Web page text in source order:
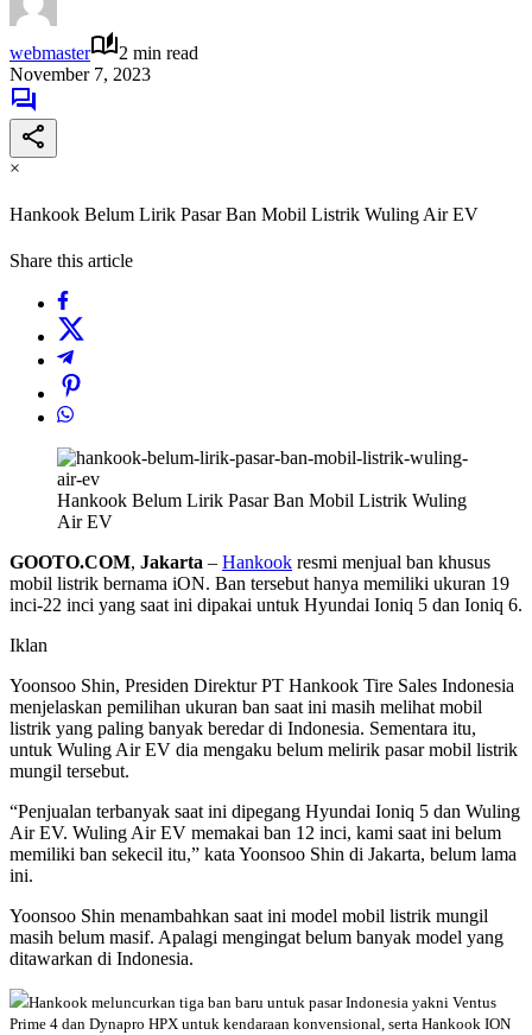
webmaster
2 min read
November 7, 2023
×
Hankook Belum Lirik Pasar Ban Mobil Listrik Wuling Air EV
Share this article
Hankook Belum Lirik Pasar Ban Mobil Listrik Wuling
Air EV
GOOTO.COM, Jakarta – Hankook resmi menjual ban khusus
mobil listrik bernama iON. Ban tersebut hanya memiliki ukuran 19
inci-22 inci yang saat ini dipakai untuk Hyundai Ioniq 5 dan Ioniq 6.
Iklan
Yoonsoo Shin, Presiden Direktur PT Hankook Tire Sales Indonesia
menjelaskan pemilihan ukuran ban saat ini masih melihat mobil
listrik yang paling banyak beredar di Indonesia. Sementara itu,
untuk Wuling Air EV dia mengaku belum melirik pasar mobil listrik
mungil tersebut.
“Penjualan terbanyak saat ini dipegang Hyundai Ioniq 5 dan Wuling
Air EV. Wuling Air EV memakai ban 12 inci, kami saat ini belum
memiliki ban sekecil itu,” kata Yoonsoo Shin di Jakarta, belum lama
ini.
Yoonsoo Shin menambahkan saat ini model mobil listrik mungil
masih belum masif. Apalagi mengingat belum banyak model yang
ditawarkan di Indonesia.
Hankook meluncurkan tiga ban baru untuk pasar Indonesia yakni Ventus
Prime 4 dan Dynapro HPX untuk kendaraan konvensional, serta Hankook ION